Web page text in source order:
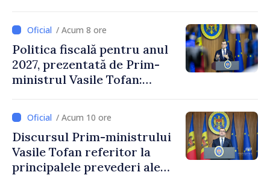
/ Acum 8 ore
Politica fiscală pentru anul
2027, prezentată de Prim-
ministrul Vasile Tofan:
stimularea investițiilor și o
taxare mai echitabilă
/ Acum 10 ore
Discursul Prim-ministrului
Vasile Tofan referitor la
principalele prevederi ale